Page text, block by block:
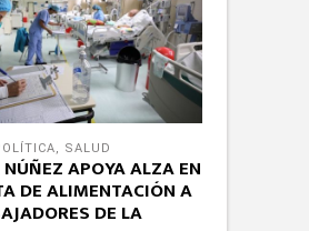
, SALUD
APOYA ALZA EN
DE ALIMENTACIÓN A
DE LA